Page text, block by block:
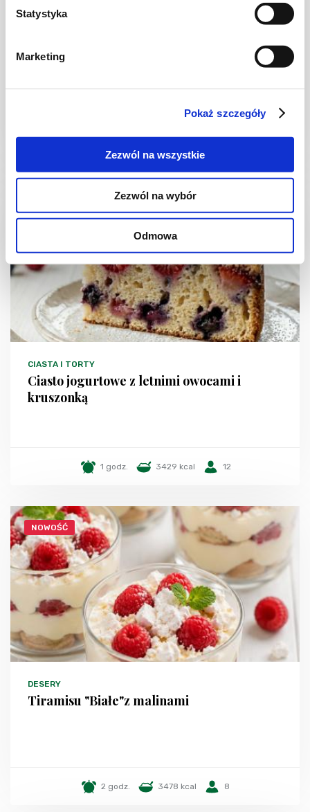
Statystyka
Marketing
Pokaż szczegóły
Zezwól na wszystkie
Zezwól na wybór
Odmowa
Ciasto warstwowe z kremem i malinową
CIASTA I TORTY
Ciasto jogurtowe z letnimi owocami i
kruszonką
1 godz. 3429 kcal 12
NOWOŚĆ
DESERY
Tiramisu "Białe"z malinami
2 godz. 3478 kcal 8